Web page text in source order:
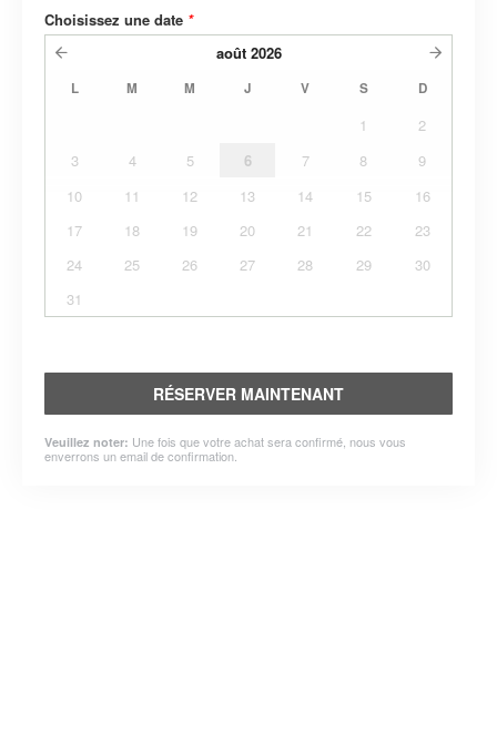
Choisissez une date *
août 2026
L M M J V S D
1
2
3
4 5 6 7 8
9
10
11 12 13 14 15
16
17
18 19 20 21 22
23
24
25 26 27 28 29
30
31
RÉSERVER MAINTENANT
Veuillez noter: Une fois que votre achat sera confirmé, nous vous
enverrons un email de confirmation.